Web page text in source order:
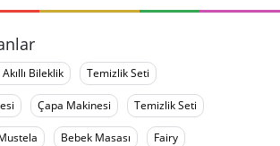
Bileklik Temizlik Seti
Çapa Makinesi Temizlik Seti
Bebek Masası Fairy